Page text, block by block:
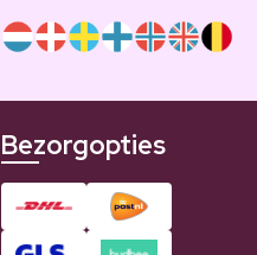
Bezorgopties